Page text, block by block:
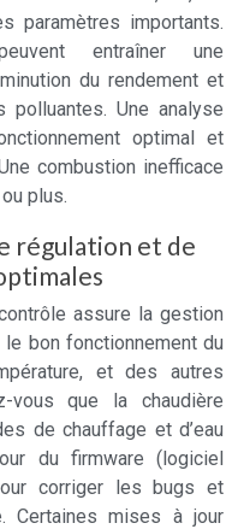
paramètres importants.
entraîner une
du rendement et
polluantes. Une analyse
optimal et
combustion inefficace
plus.
régulation et de
assure la gestion
bon fonctionnement du
et des autres
vous que la chaudière
de chauffage et d’eau
du firmware (logiciel
corriger les bugs et
Certaines mises à jour